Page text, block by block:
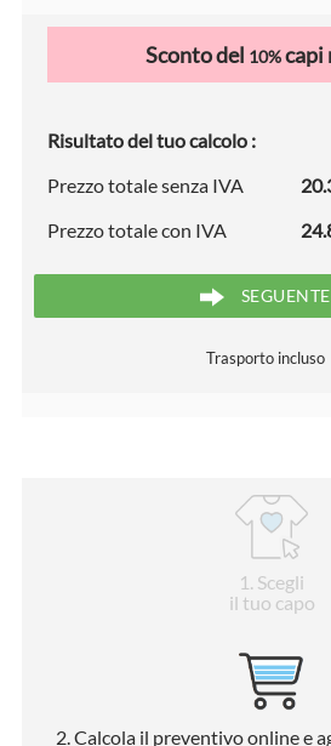
Sconto del 10%capi
Risultato del tuo calcolo :
Prezzo totale senza IVA
Prezzo totale con IVA
SEGUENTE
Trasporto incluso
1 . Scegli
il tuo capo
2. Calcola il preventivo online e